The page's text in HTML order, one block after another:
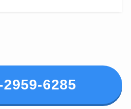
2959-6285